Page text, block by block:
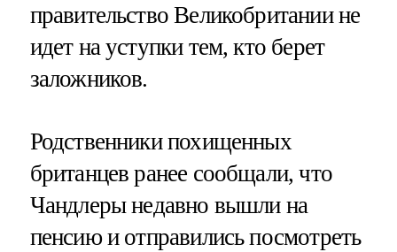
правительство Великобритании не
идет на уступки тем, кто берет
заложников.
Родственники похищенных
британцев ранее сообщали, что
Чандлеры недавно вышли на
пенсию и отправились посмотреть